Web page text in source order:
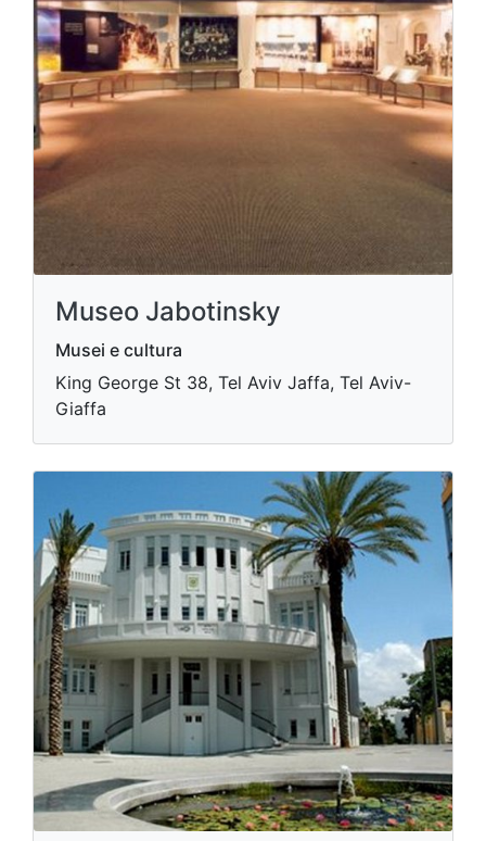
Museo Jabotinsky
Musei e cultura
King George St 38, Tel Aviv Jaffa, Tel Aviv-
Giaffa